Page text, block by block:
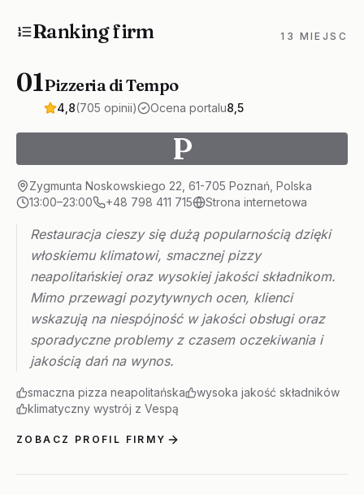
Ranking firm 13 MIEJSC
01Pizzeria di Tempo
4,8(705 opinii) Ocena portalu8,5
P
Zygmunta Noskowskiego 22, 61-705 Poznań, Polska
13:00–23:00
+48 798 411 715 Strona internetowa
Restauracja cieszy się dużą popularnością dzięki
włoskiemu klimatowi, smacznej pizzy
neapolitańskiej oraz wysokiej jakości składnikom.
Mimo przewagi pozytywnych ocen, klienci
wskazują na niespójność w jakości obsługi oraz
sporadyczne problemy z czasem oczekiwania i
jakością dań na wynos.
smaczna pizza neapolitańska
wysoka jakość składników
klimatyczny wystrój z Vespą
ZOBACZ PROFIL FIRMY